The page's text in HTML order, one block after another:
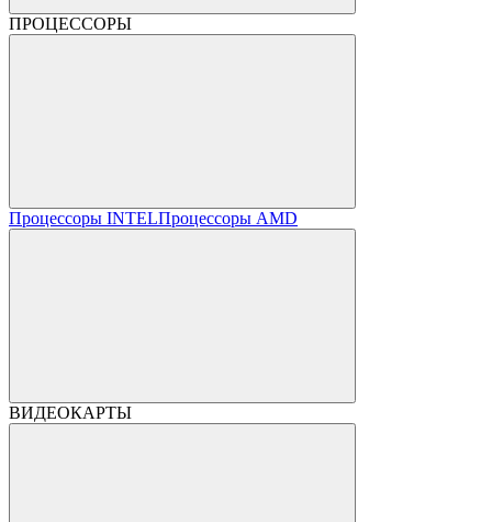
ПРОЦЕССОРЫ
Процессоры INTELПроцессоры AMD
ВИДЕОКАРТЫ